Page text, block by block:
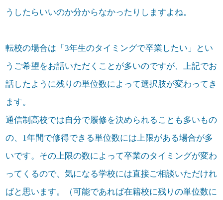
うしたらいいのか分からなかったりしますよね。
転校の場合は「3年生のタイミングで卒業したい」とい
うご希望をお話いただくことが多いのですが、上記でお
話したように残りの単位数によって選択肢が変わってき
ます。
通信制高校では自分で履修を決められることも多いもの
の、1年間で修得できる単位数には上限がある場合が多
いです。その上限の数によって卒業のタイミングが変わ
ってくるので、気になる学校には直接ご相談いただけれ
ばと思います。（可能であれば在籍校に残りの単位数に